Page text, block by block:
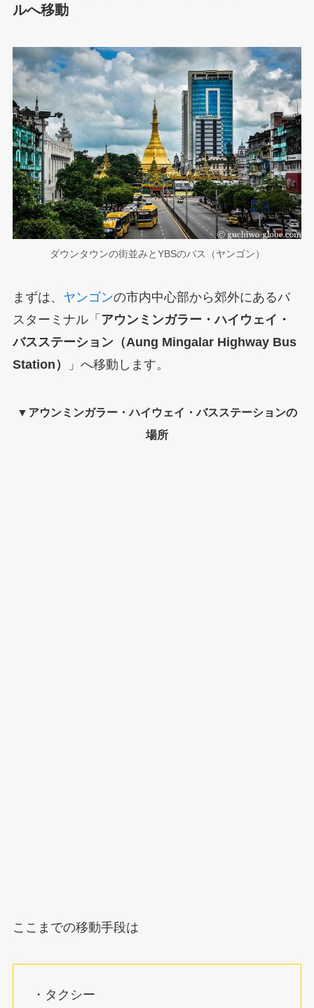
ルへ移動
ダウンタウンの街並みとYBSのバス（ヤンゴン）
まずは、 ヤンゴンの市内中心部から郊外にあるバ
スターミナル「 アウンミンガラー・ハイウェイ・
バスステーション（Aung Mingalar Highway Bus
Station）
」へ移動します。
▼アウンミンガラー・ハイウェイ・バスステーションの
場所
ここまでの移動手段は
・タクシー